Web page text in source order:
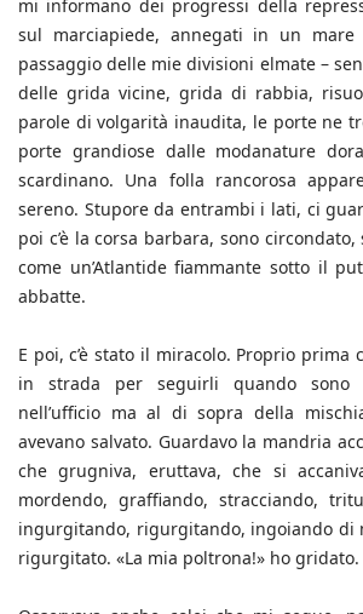
mi informano dei progressi della
sul marciapiede, annegati in un
passaggio delle mie divisioni elmate –
delle grida vicine, grida di rabbia,
parole di volgarità inaudita, le porte ne
porte grandiose dalle modanature
scardinano. Una folla rancorosa
sereno. Stupore da entrambi i lati, ci
poi c’è la corsa barbara, sono
come un’Atlantide fiammante sotto il
abbatte.
E poi, c’è stato il miracolo. Proprio prima
in strada per seguirli quando sono
nell’ufficio ma al di sopra della
avevano salvato. Guardavo la mandria
che grugniva, eruttava, che si
mordendo, graffiando, stracciando,
ingurgitando, rigurgitando, ingoiando di
rigurgitato. «La mia poltrona!» ho gridato.